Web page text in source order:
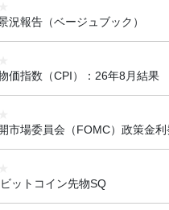
況報告（ベージュブック）
価指数（CPI）：26年8月結果
市場委員会（FOMC）政策金利
ビットコイン先物SQ